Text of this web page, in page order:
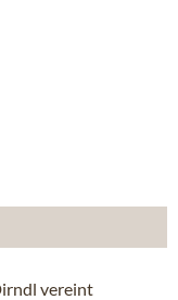
vereint